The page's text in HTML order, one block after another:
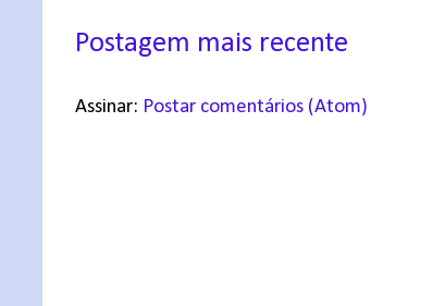
Postagem mais recente
Assinar: Postar comentários (Atom)